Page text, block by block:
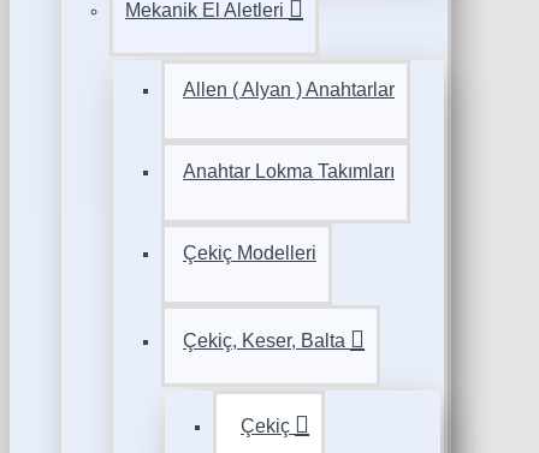
Mekanik El Aletleri
Allen ( Alyan ) Anahtarlar
Anahtar Lokma Takımları
Çekiç Modelleri
Çekiç, Keser, Balta
Çekiç